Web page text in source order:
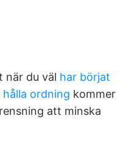
när du väl har börjat
ordning kommer
att minska